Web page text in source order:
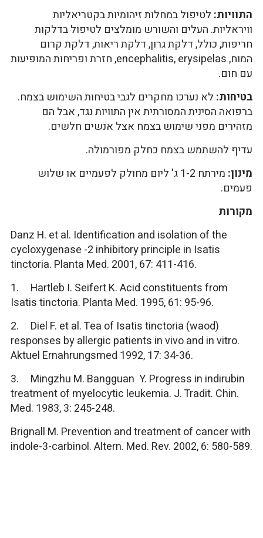
התוויות: לטיפול במחלות זיהומיות בקטריאליות
וויראליות. העלים והשורש מומלצים לטיפול בדלקות
חריפות, כולל, דלקת גרון, דלקת ריאות, דלקת קרום
המוח, encephalitis, erysipelas, חזרת ופריחות המופיעות
עם חום.
בטיחות: לא נערכו מחקרים לגבי בטיחות השימוש בצמח.
ברפואה הסינית המסורתית אין התוויות נגד, אבל הם
מזהירים מפני שימוש בצמח אצל אנשים חלשים.
עדיף להשתמש בצמח כחלק מפורמולה.
מינון:
מירתח 1-2 ג' ליום מחולק לפעמיים או שלוש
פעמים.
מקורות
Danz H. et al. Identification and isolation of the
cycloxygenase -2 inhibitory principle in Isatis
tinctoria. Planta Med. 2001, 67: 411-416.
1. Hartleb I. Seifert K. Acid constituents from
Isatis tinctoria. Planta Med. 1995, 61: 95-96.
2. Diel F. et al. Tea of Isatis tinctoria (waod)
responses by allergic patients in vivo and in vitro.
Aktuel Ernahrungsmed 1992, 17: 34-36.
3. Mingzhu M. Bangguan Y. Progress in indirubin
treatment of myelocytic leukemia. J. Tradit. Chin.
Med. 1983, 3: 245-248.
Brignall M. Prevention and treatment of cancer with
indole-3-carbinol. Altern. Med. Rev. 2002, 6: 580-589.